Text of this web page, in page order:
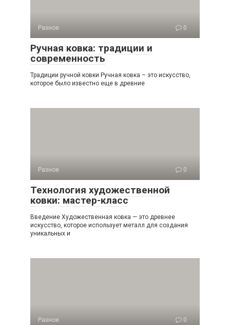
Разное 0
Ручная ковка: традиции и
современность
Традиции ручной ковки Ручная ковка – это искусство,
которое было известно еще в древние
Разное 0
Технология художественной
ковки: мастер-класс
Введение Художественная ковка — это древнее
искусство, которое использует металл для создания
уникальных и
Разное 0